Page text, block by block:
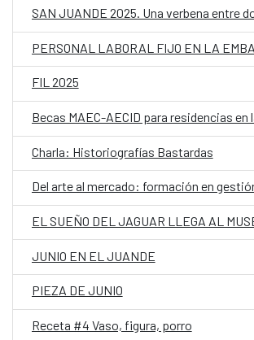
SAN JUANDE 2025. Una verbena entre
FIL 2025
Charla: Historiografías Bastardas
JUNIO EN EL JUANDE
PIEZA DE JUNIO
Receta #4 Vaso, figura, porro